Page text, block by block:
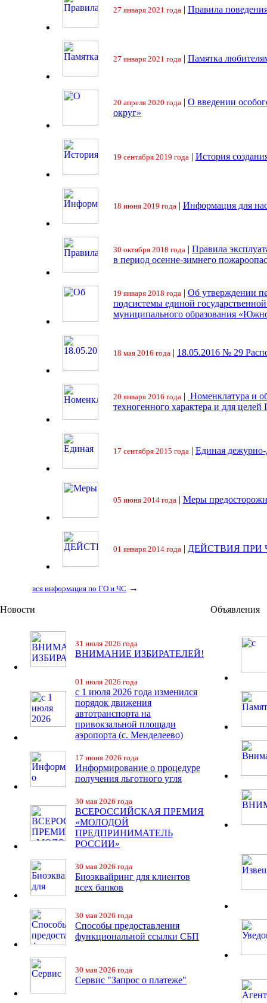
27 января 2021 года | Правила
27 января 2021 года | Памятка
20 апреля 2020 года | О введении
округ»
19 сентября 2019 года | История
18 июня 2019 года | Информация для
30 октября 2018 года | Правила
в период осенне-зимнего
19 января 2018 года | Об утверждении
подсистемы единой
муниципального образования
18 мая 2016 года | 18.05.2016 № 29
20 января 2016 года | Номенклатура и
техногенного характера и для целей
17 сентября 2015 года | Единая
05 июня 2014 года | Меры
01 января 2014 года | ДЕЙСТВИЯ ПРИ
вся информация по ГО и ЧС →
Новости
31 июля 2026 года
ВНИМАНИЕ ИЗБИРАТЕЛЕЙ!
01 июля 2026 года
с 1 июля 2026 года изменился
порядок движения
автотранспорта на
привокзальной площади
аэропорта (с. Менделеево)
17 июня 2026 года
Информирование о процедуре
получения льготного угля
30 мая 2026 года
ВСЕРОССИЙСКАЯ ПРЕМИЯ
«МОЛОДОЙ
ПРЕДПРИНИМАТЕЛЬ
РОССИИ»
30 мая 2026 года
Биоэквайринг для клиентов
всех банков
30 мая 2026 года
Способы предоставления
функциональной ссылки СБП
30 мая 2026 года
Сервис "Запрос о платеже"
Объявления